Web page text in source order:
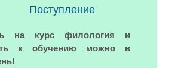
Поступление
на курс филология и
к обучению можно в